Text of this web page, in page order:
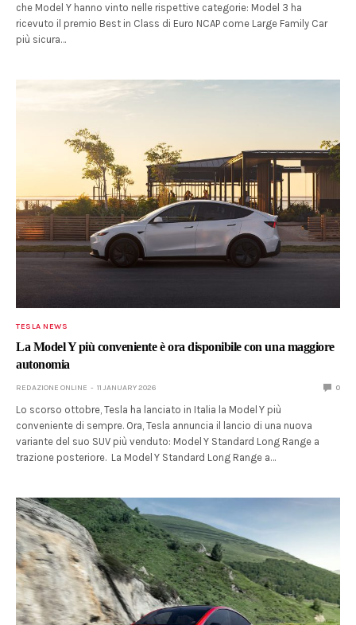
che Model Y hanno vinto nelle rispettive categorie: Model 3 ha
ricevuto il premio Best in Class di Euro NCAP come Large Family Car
più sicura…
TESLA NEWS
La Model Y più conveniente è ora disponibile con una maggiore
autonomia
REDAZIONE ONLINE 11 JANUARY 2026 0
Lo scorso ottobre, Tesla ha lanciato in Italia la Model Y più
conveniente di sempre. Ora, Tesla annuncia il lancio di una nuova
variante del suo SUV più venduto: Model Y Standard Long Range a
trazione posteriore. La Model Y Standard Long Range a…